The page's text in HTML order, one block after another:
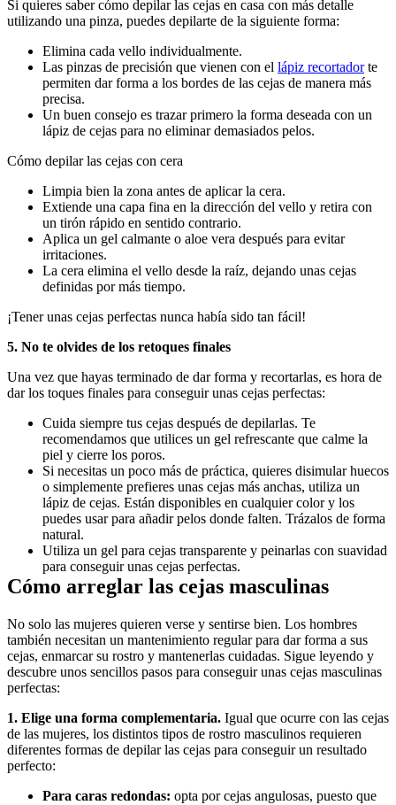
Si quieres saber cómo depilar las cejas en casa con más detalle
utilizando una pinza, puedes depilarte de la siguiente forma:
Elimina cada vello individualmente.
Las pinzas de precisión que vienen con el lápiz recortador te
permiten dar forma a los bordes de las cejas de manera más
precisa.
Un buen consejo es trazar primero la forma deseada con un
lápiz de cejas para no eliminar demasiados pelos.
Cómo depilar las cejas con cera
Limpia bien la zona antes de aplicar la cera.
Extiende una capa fina en la dirección del vello y retira con
un tirón rápido en sentido contrario.
Aplica un gel calmante o aloe vera después para evitar
irritaciones.
La cera elimina el vello desde la raíz, dejando unas cejas
definidas por más tiempo.
¡Tener unas cejas perfectas nunca había sido tan fácil!
5. No te olvides de los retoques finales
Una vez que hayas terminado de dar forma y recortarlas, es hora de
dar los toques finales para conseguir unas cejas perfectas:
Cuida siempre tus cejas después de depilarlas. Te
recomendamos que utilices un gel refrescante que calme la
piel y cierre los poros.
Si necesitas un poco más de práctica, quieres disimular huecos
o simplemente prefieres unas cejas más anchas, utiliza un
lápiz de cejas. Están disponibles en cualquier color y los
puedes usar para añadir pelos donde falten. Trázalos de forma
natural.
Utiliza un gel para cejas transparente y peinarlas con suavidad
para conseguir unas cejas perfectas.
Cómo arreglar las cejas masculinas
No solo las mujeres quieren verse y sentirse bien. Los hombres
también necesitan un mantenimiento regular para dar forma a sus
cejas, enmarcar su rostro y mantenerlas cuidadas. Sigue leyendo y
descubre unos sencillos pasos para conseguir unas cejas masculinas
perfectas:
1. Elige una forma complementaria. Igual que ocurre con las cejas
de las mujeres, los distintos tipos de rostro masculinos requieren
diferentes formas de depilar las cejas para conseguir un resultado
perfecto:
Para caras redondas: opta por cejas angulosas, puesto que